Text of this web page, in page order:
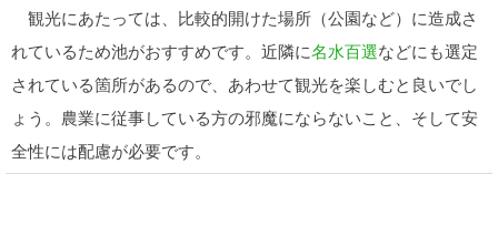
観光にあたっては、比較的開けた場所（公園など）に造成さ
れているため池がおすすめです。近隣に名水百選などにも選定
されている箇所があるので、あわせて観光を楽しむと良いでし
ょう。農業に従事している方の邪魔にならないこと、そして安
全性には配慮が必要です。